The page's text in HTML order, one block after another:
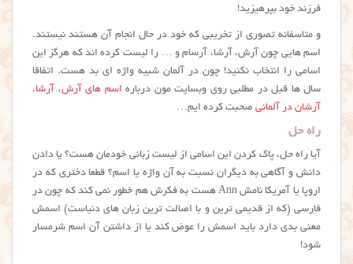
فرزند خود بپرهیزید!
و متاسفانه تصوری از تخریبی که خود در حال انجام آن هستند نیستند.
اسم هایی چون آرش، آرشا، آرسام و … را لیست کرده اند که هرگز این
اسامی را انتخاب نکنید! چون در آلمان شبیه واژه ای بد هست. اتفاقا
سال ها قبل در مطلبی روی وبسایت مون درباره اسم های آرش، آرشا،
آرشان در آلمانی صحبت کرده ایم…
راه حل
آیا راه حل، پاک کردن این اسامی از لیست زبانی خودمان هست؟ یا دادن
دانش و آگاهی به دیگران نسبت به آن واژه یا اسم؟ قطعا دختری که در
اروپا یا آمریکا نامش Ann هست به فکرش هم خطور نمی کند که چون در
فارسی (که از قدیمی ترین و با اصالت ترین زبان های دنیاست) اسمش
معنی بدی دارد باید اسمش را عوض کند یا از داشتن آن اسم شرمسار
شود!